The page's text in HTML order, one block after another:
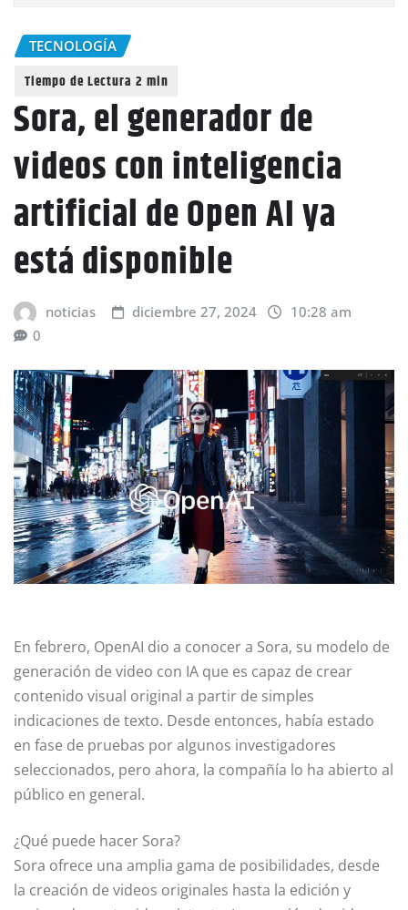
TECNOLOGÍA
Sora, el generador de
videos con inteligencia
artificial de Open AI ya
está disponible
noticias diciembre 27, 2024
10:28 am
0
En febrero, OpenAI dio a conocer a Sora, su modelo de
generación de video con IA que es capaz de crear
contenido visual original a partir de simples
indicaciones de texto. Desde entonces, había estado
en fase de pruebas por algunos investigadores
seleccionados, pero ahora, la compañía lo ha abierto al
público en general.
¿Qué puede hacer Sora?
Sora ofrece una amplia gama de posibilidades, desde
la creación de videos originales hasta la edición y